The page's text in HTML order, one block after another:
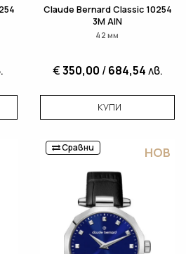
Claude Bernard Classic 10254
3M AIN
42 мм
€350,00 /684,54лв.
КУПИ
Сравни НОВ